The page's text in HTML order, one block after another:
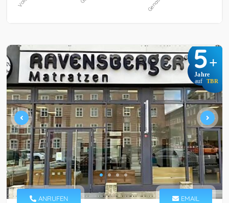
5+
Jahre
auf TBR
ANRUFEN EMAIL